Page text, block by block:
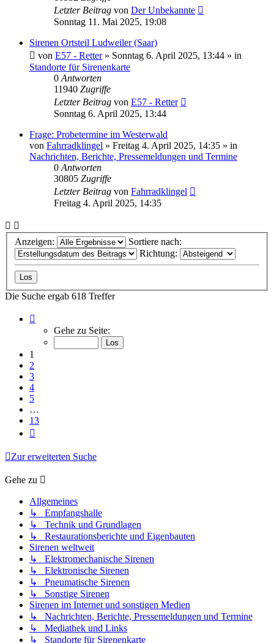
Letzter Beitrag von Der Unbekannte
Sonntag 11. Mai 2025, 19:08
Sirenen Ortsteil Ludweiler (Saar)
von E57 - Retter» Sonntag 6. April 2025, 13:44 » in
Standorte für Sirenenkarte
0 Antworten
11940 Zugriffe
Letzter Beitrag von E57 - Retter
Sonntag 6. April 2025, 13:44
Frage: Probetermine im Westerwald
von Fahrradklingel » Freitag 4. April 2025, 14:35 » in
Nachrichten, Berichte, Pressemeldungen und Termine
0 Antworten
30805 Zugriffe
Letzter Beitrag von Fahrradklingel
Freitag 4. April 2025, 14:35
Anzeigen:
Sortiere nach:
Richtung:
Die Suche ergab 618 Treffer
von
Gehe zu Seite:
1
2
3
4
5
…
13
Zur erweiterten Suche
Gehe zu
Allgemeines
↳ Empfangshalle
↳ Technik und Grundlagen
↳ Restaurationsberichte und Eigenbauten
Sirenen weltweit
↳ Elektromechanische Sirenen
↳ Elektronische Sirenen
↳ Pneumatische Sirenen
↳ Sonstige Sirenen
Sirenen im Internet und sonstigen Medien
↳ Nachrichten, Berichte, Pressemeldungen und Termine
↳ Mediathek und Links
↳ Standorte für Sirenenkarte